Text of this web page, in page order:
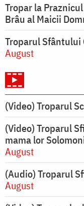
Tropar la
Brâu al Maicii
Troparul Sfântului
August
(Video) Troparul
(Video) Troparul
mama lor
August
(Audio) Troparul
August